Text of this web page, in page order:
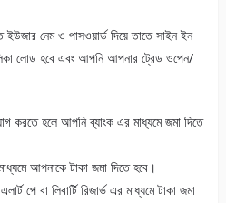
নেম ও পাসওয়ার্ড দিয়ে তাতে সাইন ইন
লোড হবে এবং আপনি আপনার ট্রেড ওপেন/
করতে হলে আপনি ব্যাংক এর মাধ্যমে জমা দিতে
আপনাকে টাকা জমা দিতে হবে।
পে বা লিবার্টি রিজার্ভ এর মাধ্যমে টাকা জমা